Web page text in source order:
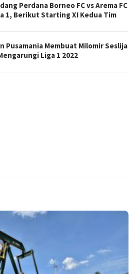
Perdana Borneo FC vs Arema FC
1, Berikut Starting XI Kedua Tim
Pusamania Membuat Milomir Seslija
Liga 1 2022